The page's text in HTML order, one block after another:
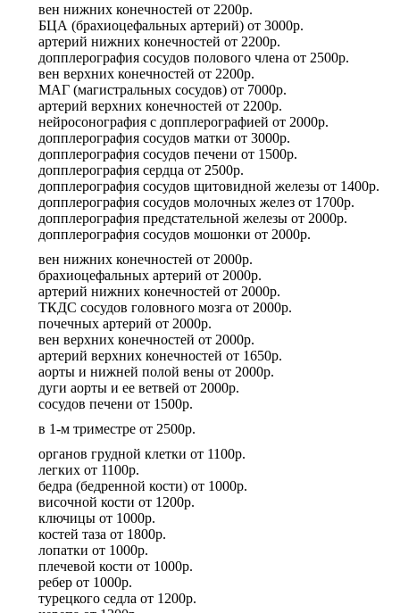
вен нижних конечностей от 2200р.
БЦА (брахиоцефальных артерий) от 3000р.
артерий нижних конечностей от 2200р.
допплерография сосудов полового члена от 2500р.
вен верхних конечностей от 2200р.
МАГ (магистральных сосудов) от 7000р.
артерий верхних конечностей от 2200р.
нейросонография с допплерографией от 2000р.
допплерография сосудов матки от 3000р.
допплерография сосудов печени от 1500р.
допплерография сердца от 2500р.
допплерография сосудов щитовидной железы от 1400р.
допплерография сосудов молочных желез от 1700р.
допплерография предстательной железы от 2000р.
допплерография сосудов мошонки от 2000р.
вен нижних конечностей от 2000р.
брахиоцефальных артерий от 2000р.
артерий нижних конечностей от 2000р.
ТКДС сосудов головного мозга от 2000р.
почечных артерий от 2000р.
вен верхних конечностей от 2000р.
артерий верхних конечностей от 1650р.
аорты и нижней полой вены от 2000р.
дуги аорты и ее ветвей от 2000р.
сосудов печени от 1500р.
в 1-м триместре от 2500р.
органов грудной клетки от 1100р.
легких от 1100р.
бедра (бедренной кости) от 1000р.
височной кости от 1200р.
ключицы от 1000р.
костей таза от 1800р.
лопатки от 1000р.
плечевой кости от 1000р.
ребер от 1000р.
турецкого седла от 1200р.